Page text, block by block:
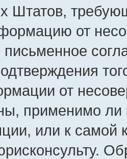
Штатов,
от
письменное
от
применимо ли
или к самой